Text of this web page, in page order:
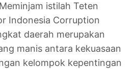
istilah Teten
Indonesia Corruption
daerah merupakan
manis antara kekuasaan
kelompok kepentingan